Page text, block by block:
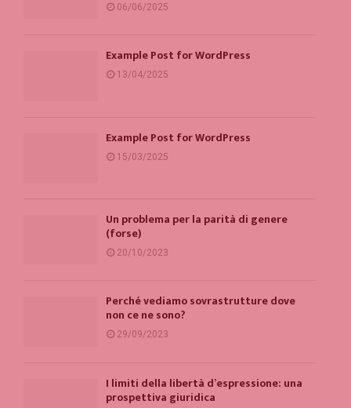
06/06/2025
Example Post for WordPress
13/04/2025
Example Post for WordPress
15/03/2025
Un problema per la parità di genere
(forse)
20/10/2023
Perché vediamo sovrastrutture dove
non ce ne sono?
29/09/2023
I limiti della libertà d’espressione: una
prospettiva giuridica